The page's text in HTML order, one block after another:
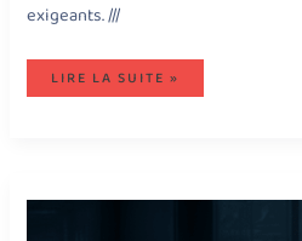
exigeants. ///
LIRE LA SUITE »
LA